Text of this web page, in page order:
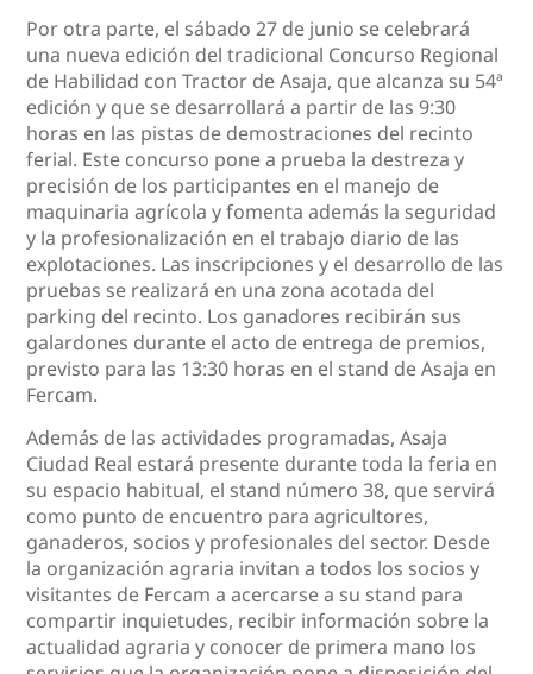
Por otra parte, el sábado 27 de junio se celebrará
una nueva edición del tradicional Concurso Regional
de Habilidad con Tractor de Asaja, que alcanza su 54ª
edición y que se desarrollará a partir de las 9:30
horas en las pistas de demostraciones del recinto
ferial. Este concurso pone a prueba la destreza y
precisión de los participantes en el manejo de
maquinaria agrícola y fomenta además la seguridad
y la profesionalización en el trabajo diario de las
explotaciones. Las inscripciones y el desarrollo de las
pruebas se realizará en una zona acotada del
parking del recinto. Los ganadores recibirán sus
galardones durante el acto de entrega de premios,
previsto para las 13:30 horas en el stand de Asaja en
Fercam.
Además de las actividades programadas, Asaja
Ciudad Real estará presente durante toda la feria en
su espacio habitual, el stand número 38, que servirá
como punto de encuentro para agricultores,
ganaderos, socios y profesionales del sector. Desde
la organización agraria invitan a todos los socios y
visitantes de Fercam a acercarse a su stand para
compartir inquietudes, recibir información sobre la
actualidad agraria y conocer de primera mano los